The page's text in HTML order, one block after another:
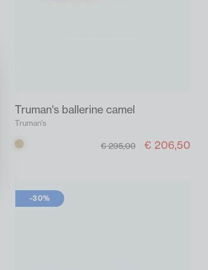
Truman's ballerine camel
Truman's
Camel € 295,00 € 206,50
-30%